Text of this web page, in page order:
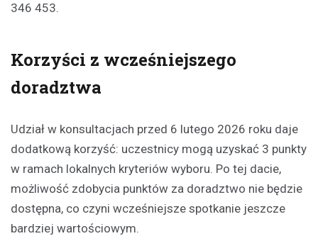
346 453.
Korzyści z wcześniejszego
doradztwa
Udział w konsultacjach przed 6 lutego 2026 roku daje
dodatkową korzyść: uczestnicy mogą uzyskać 3 punkty
w ramach lokalnych kryteriów wyboru. Po tej dacie,
możliwość zdobycia punktów za doradztwo nie będzie
dostępna, co czyni wcześniejsze spotkanie jeszcze
bardziej wartościowym.